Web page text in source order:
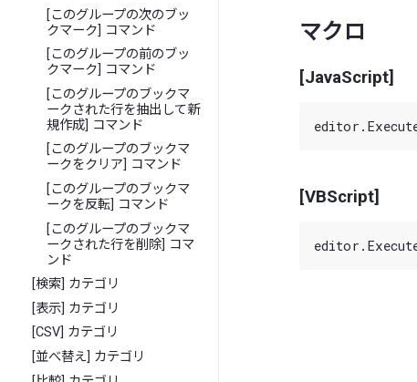
[このグループの次のブッ
クマーク] コマンド
[このグループの前のブッ
クマーク] コマンド
[このグループのブックマ
ークされた行を抽出して新
規作成] コマンド
[このグループのブックマ
ークをクリア] コマンド
[このグループのブックマ
ークを反転] コマンド
[このグループのブックマ
ークされた行を削除] コマ
ンド
[検索] カテゴリ
[表示] カテゴリ
[CSV] カテゴリ
[並べ替え] カテゴリ
マクロ
[JavaScript]
[VBScript]